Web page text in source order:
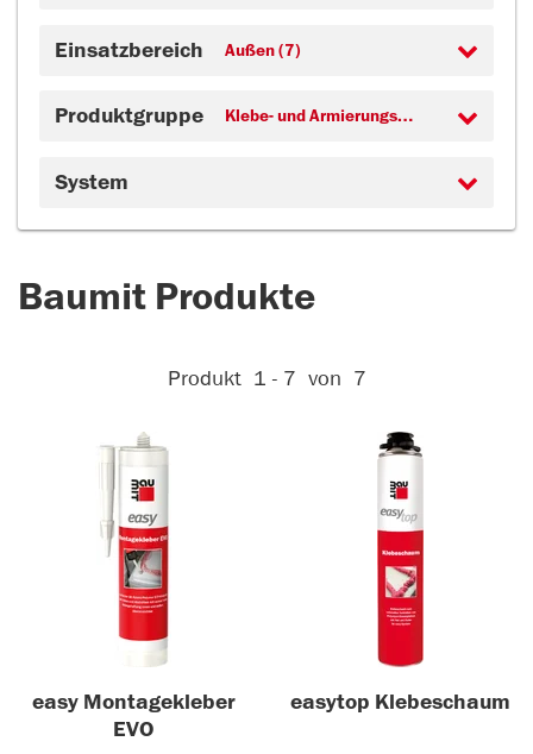
Einsatzbereich Außen (7)
Produktgruppe Klebe- und Armierungsmörtel (7)
System
Baumit Produkte
Aktive Filter:
Produkt 1 - 7 von 7
easy Montagekleber
EVO
easytop Klebeschaum